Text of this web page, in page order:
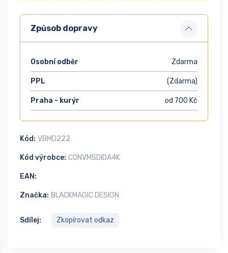
Způsob dopravy
Osobní odběr Zdarma
PPL (Zdarma)
Praha - kurýr od 700 Kč
Kód: VBMD222
Kód výrobce: CONVMSDIDA4K
EAN:
Značka: BLACKMAGIC DESIGN
Sdílej: Zkopírovat odkaz